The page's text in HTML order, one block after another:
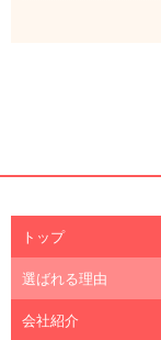
トップ
選ばれる理由
会社紹介